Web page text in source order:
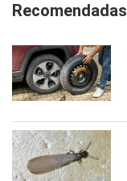
Recomendadas